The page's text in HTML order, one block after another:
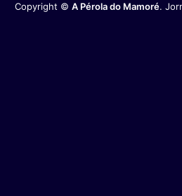
Copyright © A Pérola do Mamoré.